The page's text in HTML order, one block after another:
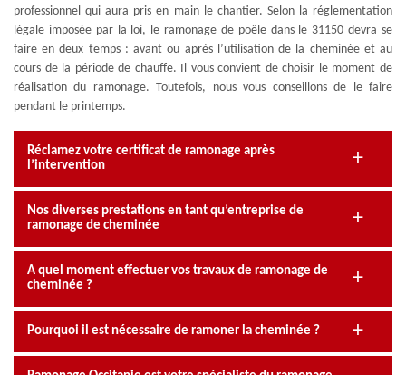
professionnel qui aura pris en main le chantier. Selon la réglementation
légale imposée par la loi, le ramonage de poêle dans le 31150 devra se
faire en deux temps : avant ou après l’utilisation de la cheminée et au
cours de la période de chauffe. Il vous convient de choisir le moment de
réalisation du ramonage. Toutefois, nous vous conseillons de le faire
pendant le printemps.
Réclamez votre certificat de ramonage après
l’intervention
Nos diverses prestations en tant qu’entreprise de
ramonage de cheminée
A quel moment effectuer vos travaux de ramonage de
cheminée ?
Pourquoi il est nécessaire de ramoner la cheminée ?